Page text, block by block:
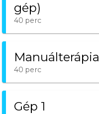
gép)
40 perc
Manuálterápia
40 perc
Gép 1